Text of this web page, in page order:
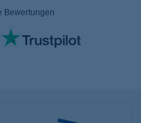
Bewertungen